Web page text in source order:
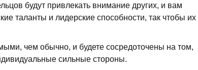
будут привлекать внимание других, и вам
таланты и лидерские способности, так чтобы их
чем обычно, и будете сосредоточены на том,
сильные стороны.